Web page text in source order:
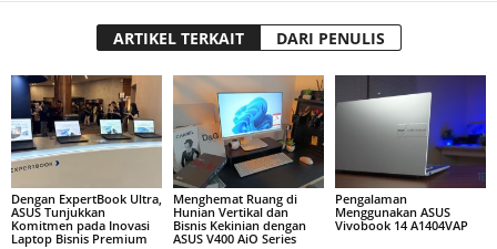
ARTIKEL TERKAIT DARI PENULIS
Dengan ExpertBook Ultra,
ASUS Tunjukkan
Komitmen pada Inovasi
Laptop Bisnis Premium
Menghemat Ruang di
Hunian Vertikal dan
Bisnis Kekinian dengan
ASUS V400 AiO Series
Pengalaman
Menggunakan ASUS
Vivobook 14 A1404VAP